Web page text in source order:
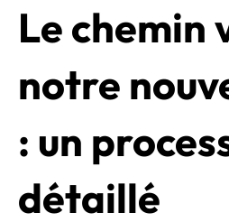
Le chemin
notre
: un
détaillé